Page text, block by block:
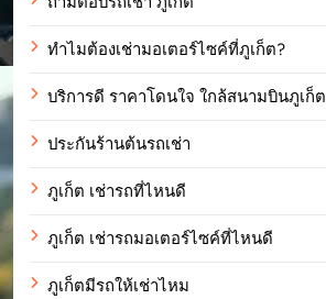
ทำไมต้องเช่ามอเตอร์ไซค์ที่ภูเก็ต?
บริการดี ราคาโดนใจ ใกล้สนามบินภูเก็ต
ประกันร้านต้นรถเช่า
ภูเก็ต เช่ารถที่ไหนดี
ภูเก็ต เช่ารถมอเตอร์ไซค์ที่ไหนดี
ภูเก็ตมีรถให้เช่าไหม